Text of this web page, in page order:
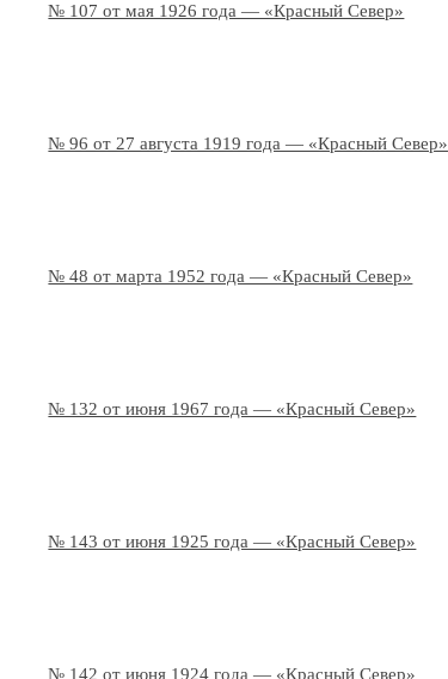
№ 107 от мая 1926 года — «Красный Север»
№ 96 от 27 августа 1919 года — «Красный Север»
№ 48 от марта 1952 года — «Красный Север»
№ 132 от июня 1967 года — «Красный Север»
№ 143 от июня 1925 года — «Красный Север»
№ 142 от июня 1924 года — «Красный Север»